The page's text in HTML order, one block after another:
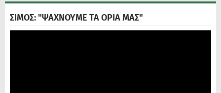
ΣΙΜΟΣ: "ΨΑΧΝΟΥΜΕ ΤΑ ΟΡΙΑ ΜΑΣ"